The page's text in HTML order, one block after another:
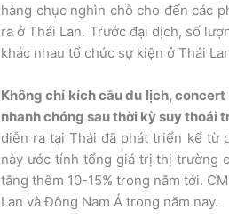
hàng chục nghìn chỗ cho đến các
ra ở Thái Lan. Trước đại dịch, số
khác nhau tổ chức sự kiện ở Thái
Không chỉ kích cầu du lịch,
nhanh chóng sau thời kỳ suy thoái
diễn ra tại Thái đã phát triển kể từ
này ước tính tổng giá trị thị trường
tăng thêm 10-15% trong năm tới.
Lan và Đông Nam Á trong năm nay.